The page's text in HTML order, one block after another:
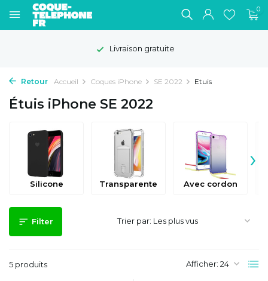
0
Livraison gratuite
Retour Accueil Coques iPhone SE 2022 Etuis
Étuis iPhone SE 2022
Silicone Transparente Avec cordon
›
Filter
5 produits Afficher:
Trier par: